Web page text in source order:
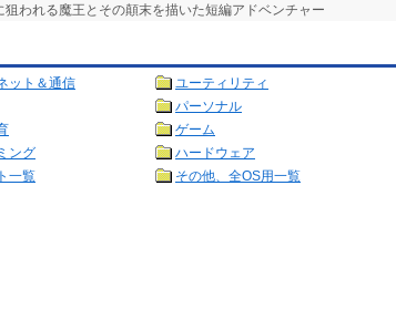
われる魔王とその顛末を描いた短編アドベンチャー
ット＆通信
ユーティリティ
パーソナル
ゲーム
ング
ハードウェア
一覧 その他、全OS用一覧